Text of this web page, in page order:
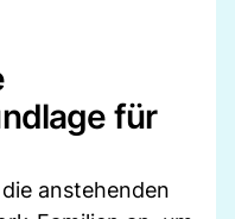
für
anstehenden